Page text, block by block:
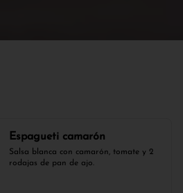
Espagueti camarón
Salsa blanca con camarón, tomate y 2
rodajas de pan de ajo.